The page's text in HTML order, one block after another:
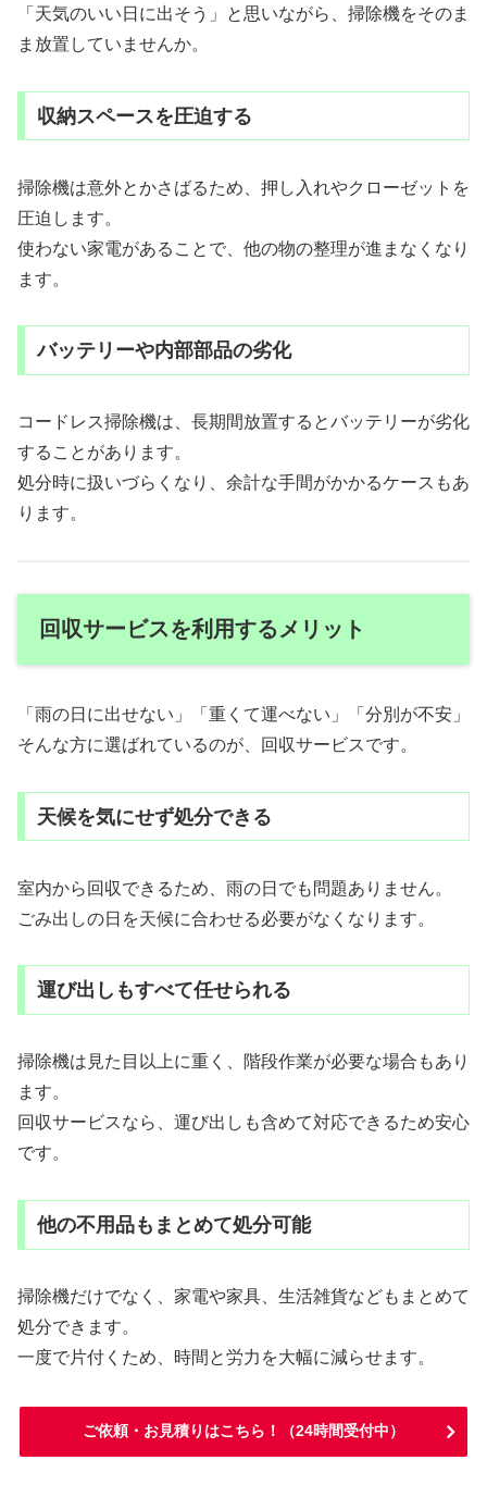
「天気のいい日に出そう」と思いながら、掃除機をそのま
ま放置していませんか。
収納スペースを圧迫する
掃除機は意外とかさばるため、押し入れやクローゼットを
圧迫します。
使わない家電があることで、他の物の整理が進まなくなり
ます。
バッテリーや内部部品の劣化
コードレス掃除機は、長期間放置するとバッテリーが劣化
することがあります。
処分時に扱いづらくなり、余計な手間がかかるケースもあ
ります。
回収サービスを利用するメリット
「雨の日に出せない」「重くて運べない」「分別が不安」
そんな方に選ばれているのが、回収サービスです。
天候を気にせず処分できる
室内から回収できるため、雨の日でも問題ありません。
ごみ出しの日を天候に合わせる必要がなくなります。
運び出しもすべて任せられる
掃除機は見た目以上に重く、階段作業が必要な場合もあり
ます。
回収サービスなら、運び出しも含めて対応できるため安心
です。
他の不用品もまとめて処分可能
掃除機だけでなく、家電や家具、生活雑貨などもまとめて
処分できます。
一度で片付くため、時間と労力を大幅に減らせます。
ご依頼・お見積りはこちら！（24時間受付中）